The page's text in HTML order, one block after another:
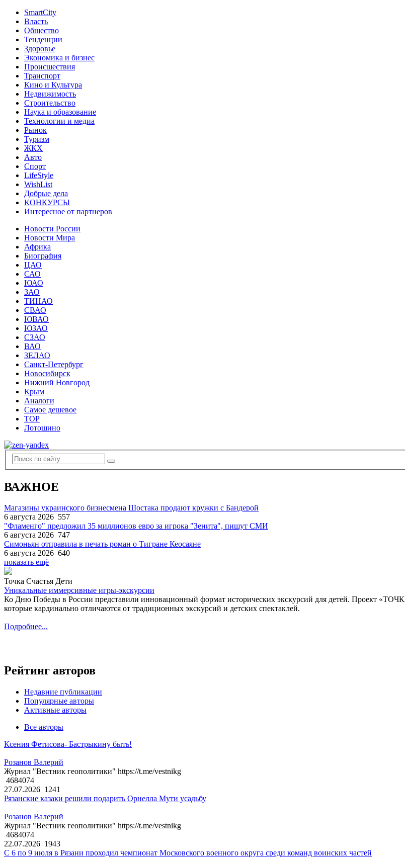
SmartCity
Власть
Общество
Тенденции
Здоровье
Экономика и бизнес
Происшествия
Транспорт
Кино и Культура
Недвижимость
Строительство
Наука и образование
Технологии и медиа
Рынок
Туризм
ЖКХ
Авто
Спорт
LifeStyle
WishList
Добрые дела
КОНКУРСЫ
Интересное от партнеров
Новости России
Новости Мира
Африка
Биография
ЦАО
САО
ЮАО
ЗАО
ТИНАО
СВАО
ЮВАО
ЮЗАО
СЗАО
ВАО
ЗЕЛАО
Санкт-Петербург
Новосибирск
Нижний Новгород
Крым
Аналоги
Самое дешевое
TOP
Лотошино
ВАЖНОЕ
Магазины украинского бизнесмена Шостака продают кружки с Бандерой
6 августа 2026 557
"Фламенго" предложил 35 миллионов евро за игрока "Зенита", пишут СМИ
6 августа 2026 747
Симоньян отправила в печать роман о Тигране Кеосаяне
6 августа 2026 640
показать ещё
Точка Счастья Дети
Уникальные иммерсивные игры-экскурсии
Ко Дню Победы в России представили инновационный формат исторических экскурсий для детей. Проект
которые кардинально отличаются от традиционных экскурсий и детских спектаклей.
Подробнее...
Рейтинг авторов
Недавние публикации
Популярные авторы
Активные авторы
Все авторы
Ксения Фетисова- Бастрыкину быть!
Розанов Валерий
Журнал "Вестник геополитики" https://t.me/vestnikg
4684074
27.07.2026 1241
Рязанские казаки решили подарить Орнелла Мути усадьбу
Розанов Валерий
Журнал "Вестник геополитики" https://t.me/vestnikg
4684074
22.07.2026 1943
С 6 по 9 июля в Рязани проходил чемпионат Московского военного округа среди команд воинских частей